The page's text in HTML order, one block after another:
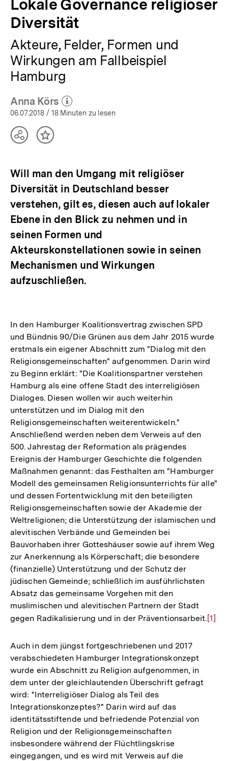
Lokale Governance religiöser
Diversität
Akteure, Felder, Formen und
Wirkungen am Fallbeispiel
Hamburg
Anna Körs
(Mehr zum Autor)
öffnen
06.07.2018 / 18 Minuten zu lesen
TeilenInhalt
Will man den Umgang mit religiöser
Diversität in Deutschland besser
verstehen, gilt es, diesen auch auf lokaler
Ebene in den Blick zu nehmen und in
seinen Formen und
Akteurskonstellationen sowie in seinen
Mechanismen und Wirkungen
aufzuschließen.
In den Hamburger Koalitionsvertrag zwischen SPD
und Bündnis 90/Die Grünen aus dem Jahr 2015 wurde
erstmals ein eigener Abschnitt zum "Dialog mit den
Religionsgemeinschaften" aufgenommen. Darin wird
zu Beginn erklärt: "Die Koalitionspartner verstehen
Hamburg als eine offene Stadt des interreligiösen
Dialoges. Diesen wollen wir auch weiterhin
unterstützen und im Dialog mit den
Religionsgemeinschaften weiterentwickeln."
Anschließend werden neben dem Verweis auf den
500. Jahrestag der Reformation als prägendes
Ereignis der Hamburger Geschichte die folgenden
Maßnahmen genannt: das Festhalten am "Hamburger
Modell des gemeinsamen Religionsunterrichts für alle"
und dessen Fortentwicklung mit den beteiligten
Religionsgemeinschaften sowie der Akademie der
Weltreligionen; die Unterstützung der islamischen und
alevitischen Verbände und Gemeinden bei
Bauvorhaben ihrer Gotteshäuser sowie auf ihrem Weg
zur Anerkennung als Körperschaft; die besondere
(finanzielle) Unterstützung und der Schutz der
jüdischen Gemeinde; schließlich im ausführlichsten
Absatz das gemeinsame Vorgehen mit den
muslimischen und alevitischen Partnern der Stadt
gegen Radikalisierung und in der Präventionsarbeit. Zur
[1]
Auch in dem jüngst fortgeschriebenen und 2017
verabschiedeten Hamburger Integrationskonzept
wurde ein Abschnitt zu Religion aufgenommen, in
dem unter der gleichlautenden Überschrift gefragt
wird: "Interreligiöser Dialog als Teil des
Integrationskonzeptes?" Darin wird auf das
identitätsstiftende und befriedende Potenzial von
Religion und der Religionsgemeinschaften
insbesondere während der Flüchtlingskrise
eingegangen, und es wird mit Verweis auf die